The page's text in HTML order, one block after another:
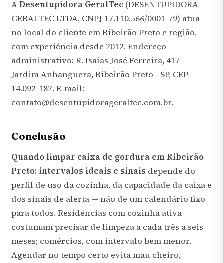
ADesentupidora GeralTec (DESENTUPIDORA
GERALTEC LTDA, CNPJ 17.110.566/0001-79) atua
no local do cliente em Ribeirão Preto e região,
com experiência desde 2012. Endereço
administrativo: R. Isaías José Ferreira, 417 -
Jardim Anhanguera, Ribeirão Preto - SP, CEP
14.092-182. E-mail:
contato@desentupidorageraltec.com.br.
Conclusão
Quando limpar caixa de gordura em Ribeirão
Preto: intervalos ideais e sinais depende do
perfil de uso da cozinha, da capacidade da caixa e
dos sinais de alerta — não de um calendário fixo
para todos. Residências com cozinha ativa
costumam precisar de limpeza a cada três a seis
meses; comércios, com intervalo bem menor.
Agendar no tempo certo evita mau cheiro,